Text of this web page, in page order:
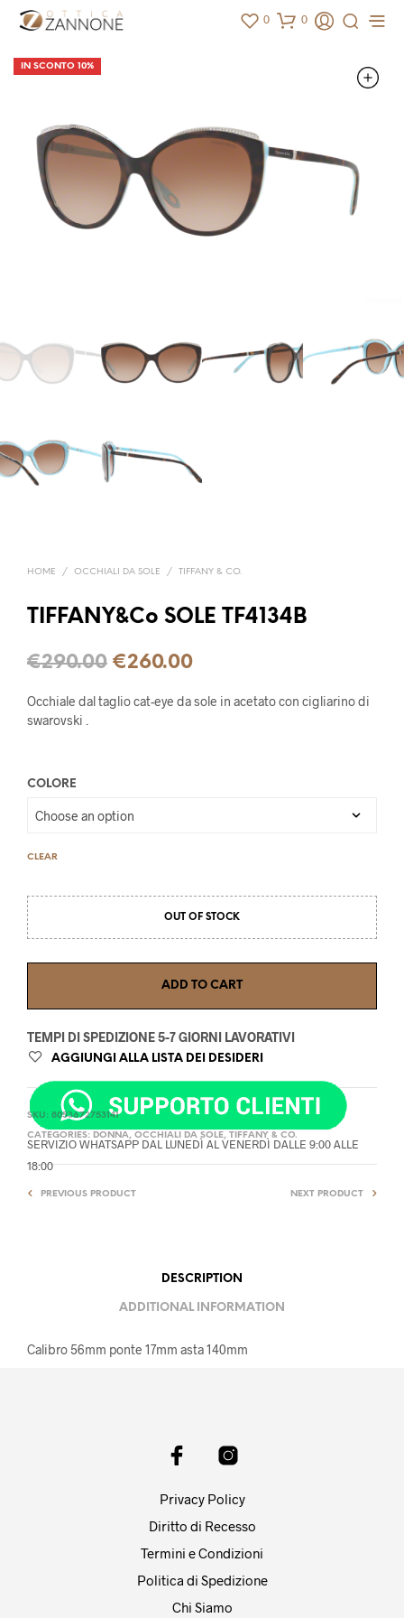
0 0
IN SCONTO 10%
HOME / OCCHIALI DA SOLE / TIFFANY & CO.
TIFFANY&Co SOLE TF4134B
€290.00 €260.00
Occhiale dal taglio cat-eye da sole in acetato con cigliarino di
swarovski .
COLORE
CLEAR
OUT OF STOCK
ADD TO CART
TEMPI DI SPEDIZIONE 5-7 GIORNI LAVORATIVI
SERVIZIO WHATSAPP DAL LUNEDÌ AL VENERDÌ DALLE 9:00 ALLE
18:00
AGGIUNGI ALLA LISTA DEI DESIDERI
SKU: 8053672753141
CATEGORIES: DONNA, OCCHIALI DA SOLE, TIFFANY & CO.
PREVIOUS PRODUCT NEXT PRODUCT
DESCRIPTION
ADDITIONAL INFORMATION
Calibro 56mm ponte 17mm asta 140mm
Privacy Policy
Diritto di Recesso
Termini e Condizioni
Politica di Spedizione
Chi Siamo